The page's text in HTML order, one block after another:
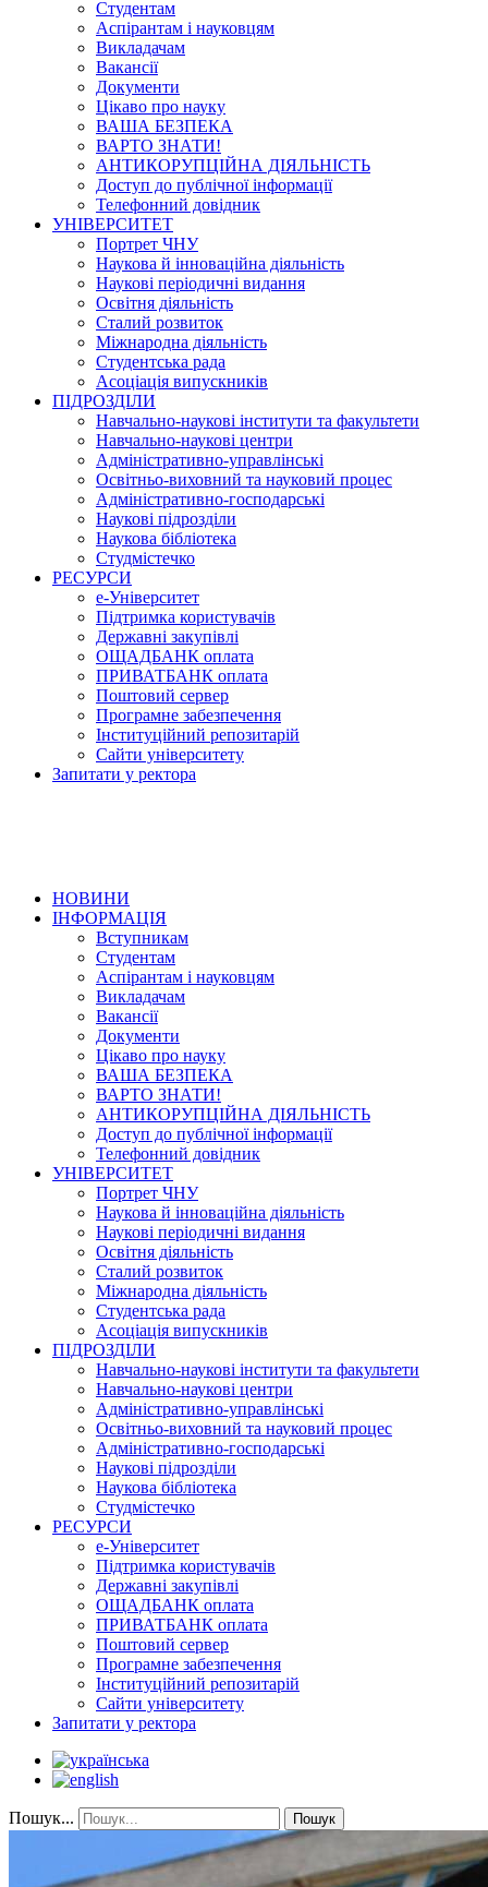
Студентам
Аспірантам і науковцям
Викладачам
Вакансії
Документи
Цікаво про науку
ВАША БЕЗПЕКА
ВАРТО ЗНАТИ!
АНТИКОРУПЦІЙНА ДІЯЛЬНІСТЬ
Доступ до публічної інформації
Телефонний довідник
УНІВЕРСИТЕТ
Портрет ЧНУ
Наукова й інноваційна діяльність
Наукові періодичні видання
Освітня діяльність
Сталий розвиток
Міжнародна діяльність
Студентська рада
Асоціація випускників
ПІДРОЗДІЛИ
Навчально-наукові інститути та факультети
Навчально-наукові центри
Адміністративно-управлінські
Освітньо-виховний та науковий процес
Адміністративно-господарські
Наукові підрозділи
Наукова бібліотека
Студмістечко
РЕСУРСИ
е-Університет
Підтримка користувачів
Державні закупівлі
ОЩАДБАНК оплата
ПРИВАТБАНК оплата
Поштовий сервер
Програмне забезпечення
Інституційний репозитарій
Сайти університету
Запитати у ректора
НОВИНИ
ІНФОРМАЦІЯ
Вступникам
Студентам
Аспірантам і науковцям
Викладачам
Вакансії
Документи
Цікаво про науку
ВАША БЕЗПЕКА
ВАРТО ЗНАТИ!
АНТИКОРУПЦІЙНА ДІЯЛЬНІСТЬ
Доступ до публічної інформації
Телефонний довідник
УНІВЕРСИТЕТ
Портрет ЧНУ
Наукова й інноваційна діяльність
Наукові періодичні видання
Освітня діяльність
Сталий розвиток
Міжнародна діяльність
Студентська рада
Асоціація випускників
ПІДРОЗДІЛИ
Навчально-наукові інститути та факультети
Навчально-наукові центри
Адміністративно-управлінські
Освітньо-виховний та науковий процес
Адміністративно-господарські
Наукові підрозділи
Наукова бібліотека
Студмістечко
РЕСУРСИ
е-Університет
Підтримка користувачів
Державні закупівлі
ОЩАДБАНК оплата
ПРИВАТБАНК оплата
Поштовий сервер
Програмне забезпечення
Інституційний репозитарій
Сайти університету
Запитати у ректора
Пошук... Пошук